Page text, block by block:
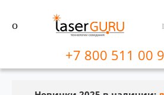
+7 800 511 00